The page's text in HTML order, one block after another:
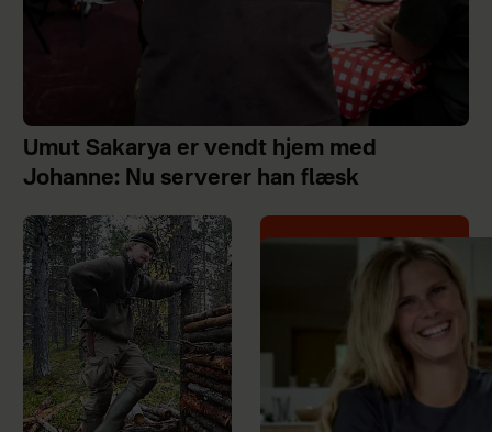
Umut Sakarya er vendt hjem med
Johanne: Nu serverer han flæsk